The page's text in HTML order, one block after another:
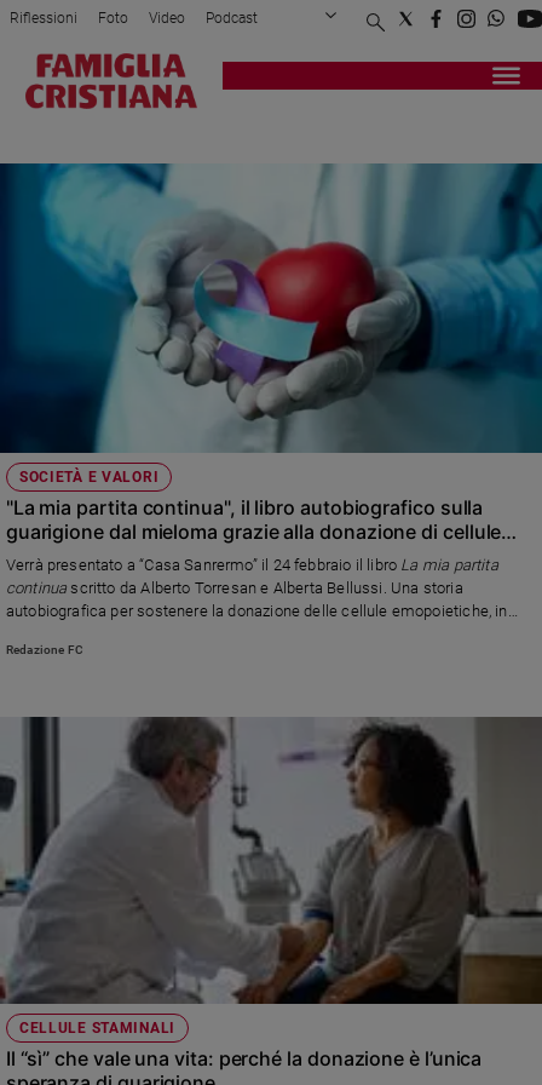
Attualità
Economia
Papa
Papa
Chiesa
Chiesa
e
Santi
Parola
del
giorno
Santo
del
giorno
Società
e
valori
Riflessioni Foto Video Podcast
Privacy Policy Chi siamo
Registrati Redazione
SOCIETÀ E VALORI
"La mia partita continua", il libro autobiografico sulla
guarigione dal mieloma grazie alla donazione di cellule
emopoietiche
Verrà presentato a “Casa Sanrermo” il 24 febbraio il libro La mia partita
continua scritto da Alberto Torresan e Alberta Bellussi. Una storia
autobiografica per sostenere la donazione delle cellule emopoietiche, in
Redazione FC
CELLULE STAMINALI
Il “sì” che vale una vita: perché la donazione è l’unica